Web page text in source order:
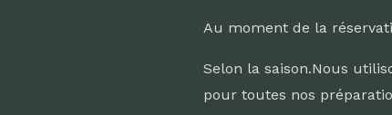
Au moment de la
Selon la saison.Nous
pour toutes nos